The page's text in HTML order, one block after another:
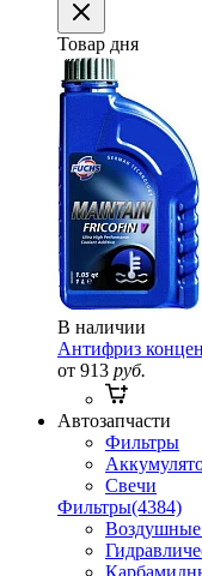
Товар дня
В наличии
Антифриз
от 913 руб.
Автозапчасти
Фильтры
Свечи
Фильтры(4384)